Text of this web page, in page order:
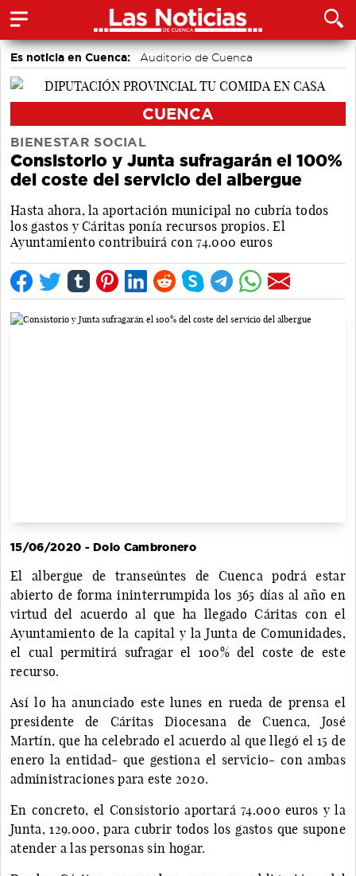
Es noticia en Cuenca: Auditorio de Cuenca
CUENCA
BIENESTAR SOCIAL
Consistorio y Junta sufragarán el 100%
del coste del servicio del albergue
Hasta ahora, la aportación municipal no cubría todos
los gastos y Cáritas ponía recursos propios. El
Ayuntamiento contribuirá con 74.000 euros
15/06/2020 - Dolo Cambronero
El albergue de transeúntes de Cuenca podrá estar
abierto de forma ininterrumpida los 365 días al año en
virtud del acuerdo al que ha llegado Cáritas con el
Ayuntamiento de la capital y la Junta de Comunidades,
el cual permitirá sufragar el 100% del coste de este
recurso.
Así lo ha anunciado este lunes en rueda de prensa el
presidente de Cáritas Diocesana de Cuenca, José
Martín, que ha celebrado el acuerdo al que llegó el 15 de
enero la entidad- que gestiona el servicio- con ambas
administraciones para este 2020.
En concreto, el Consistorio aportará 74.000 euros y la
Junta, 129.000, para cubrir todos los gastos que supone
atender a las personas sin hogar.